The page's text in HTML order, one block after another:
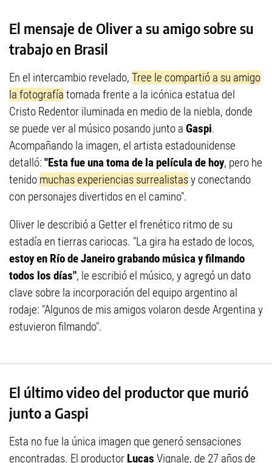
El mensaje de Oliver a su amigo sobre su
trabajo en Brasil
En el intercambio revelado, Tree le compartió a su amigo
la fotografía tomada frente a la icónica estatua del
Cristo Redentor iluminada en medio de la niebla, donde
se puede ver al músico posando junto a Gaspi.
Acompañando la imagen, el artista estadounidense
detalló: "Esta fue una toma de la película de hoy, pero he
tenido muchas experiencias surrealistasy conectando
con personajes divertidos en el camino".
Oliver le describió a Getter el frenético ritmo de su
estadía en tierras cariocas. "La gira ha estado de locos,
estoy en Río de Janeiro grabando música y filmando
todos los días", le escribió el músico, y agregó un dato
clave sobre la incorporación del equipo argentino al
rodaje: "Algunos de mis amigos volaron desde Argentina y
estuvieron filmando".
El último video del productor que murió
junto a Gaspi
Esta no fue la única imagen que generó sensaciones
encontradas. El productor Lucas Vignale, de 27 años de